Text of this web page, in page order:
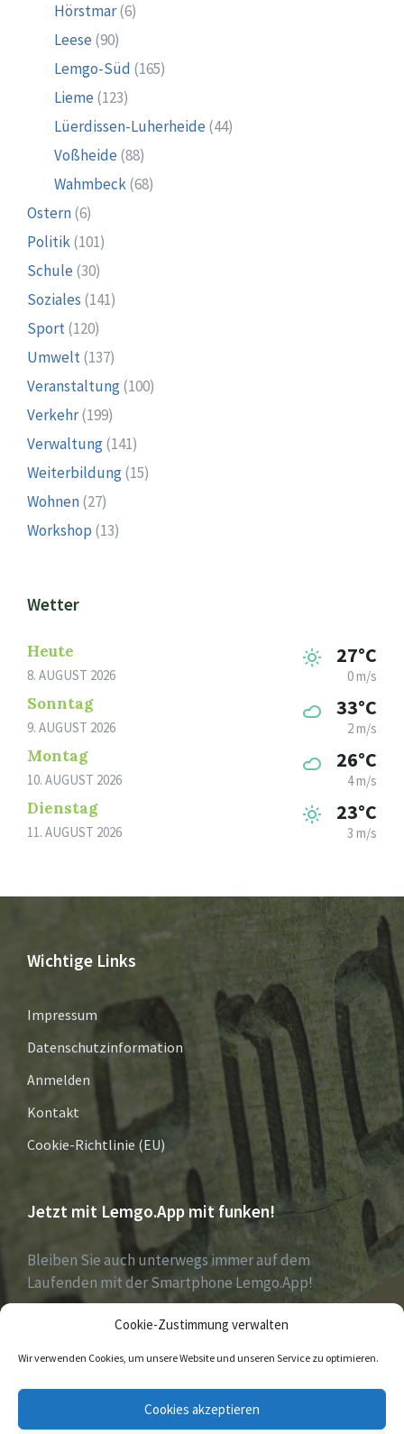
Cookie-Zustimmung verwalten
Wir verwenden Cookies, um unsere Website und unseren Service zu optimieren.
Cookies akzeptieren
Hörstmar(6)
Leese (90)
Lemgo-Süd (165)
Lieme (123)
Lüerdissen-Luherheide (44)
Voßheide (88)
Wahmbeck(68)
Ostern(6)
Politik(101)
Schule (30)
Soziales (141)
Sport(120)
Umwelt(137)
Veranstaltung(100)
Verkehr(199)
Verwaltung(141)
Weiterbildung(15)
Wohnen(27)
Workshop (13)
Wetter
Heute
8. AUGUST 2026
27°C
0 m/s
Sonntag
9. AUGUST 2026
33°C
2 m/s
Montag
10. AUGUST 2026
26°C
4 m/s
Dienstag
11. AUGUST 2026
23°C
3 m/s
Wichtige Links
Impressum
Datenschutzinformation
Anmelden
Kontakt
Cookie-Richtlinie (EU)
Jetzt mit Lemgo.App mit funken!
Bleiben Sie auch unterwegs immer auf dem
Laufenden mit der Smartphone Lemgo.App!
Jetzt laden für iOS & Android
Facebook Twitter